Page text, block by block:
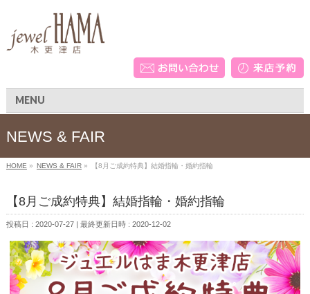
MENU
NEWS & FAIR
HOME » NEWS & FAIR» 【8月ご成約特典】結婚指輪・婚約指輪
【8月ご成約特典】結婚指輪・婚約指輪
投稿日 : 2020-07-27 最終更新日時 : 2020-12-02